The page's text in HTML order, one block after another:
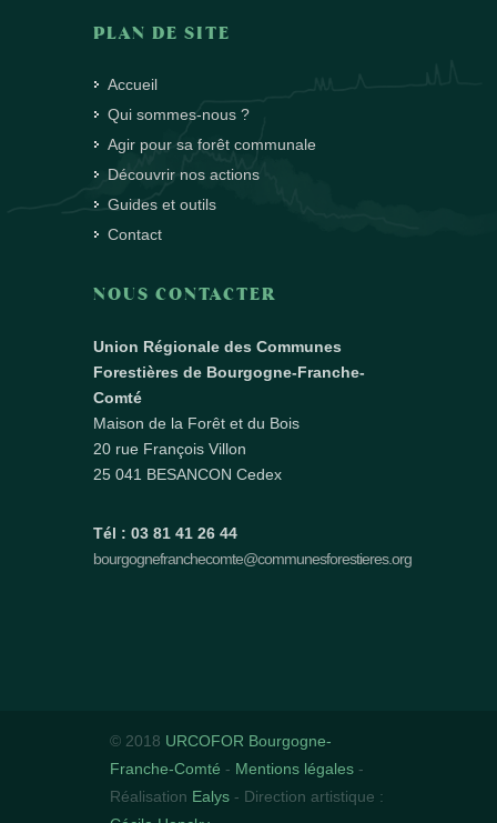
PLAN DE SITE
Accueil
Qui sommes-nous ?
Agir pour sa forêt communale
Découvrir nos actions
Guides et outils
Contact
NOUS CONTACTER
Union Régionale des Communes
Forestières de Bourgogne-Franche-
Comté
Maison de la Forêt et du Bois
20 rue François Villon
25 041 BESANCON Cedex
Tél : 03 81 41 26 44
bourgognefranchecomte@communesforestieres.org
© 2018 URCOFOR Bourgogne-
Franche-Comté - Mentions légales -
Réalisation Ealys - Direction artistique :